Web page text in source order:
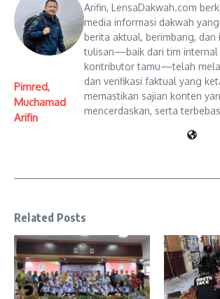
Pimred,
Muchamad
Arifin
Arifin, LensaDakwah.com
media informasi dakwah
berita aktual, berimbang, dan
tulisan—baik dari tim internal
kontributor tamu—telah
dan verifikasi faktual yang
memastikan sajian konten
mencerdaskan, serta
Related Posts